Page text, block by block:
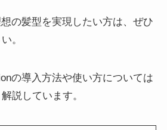
の髪型を実現したい方は、ぜひ
。
の導入方法や使い方については
説しています。